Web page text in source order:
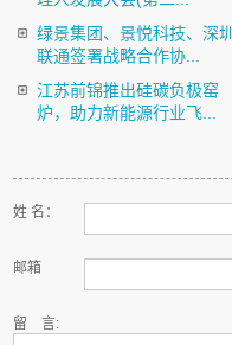
绿景集团、景悦科技、深圳
联通签署战略合作协...
江苏前锦推出硅碳负极窑
炉，助力新能源行业飞...
姓 名：
邮箱
留 言: